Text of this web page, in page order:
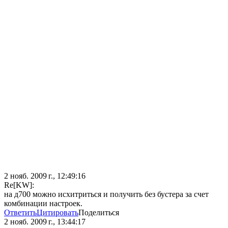
2 нояб. 2009 г., 12:49:16
Re[KW]:
на д700 можно исхитриться и получить без бустера за счет
комбинации настроек.
ОтветитьЦитироватьПоделиться
2 нояб. 2009 г., 13:44:17